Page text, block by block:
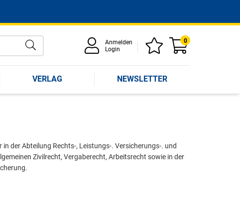
Anmelden
Login
0
VERLAG NEWSLETTER
der Abteilung Rechts-, Leistungs-. Versicherungs-. und
Zivilrecht, Vergaberecht, Arbeitsrecht sowie in der